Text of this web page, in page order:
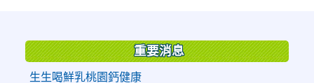
重要消息
生生喝鮮乳桃園鈣健康